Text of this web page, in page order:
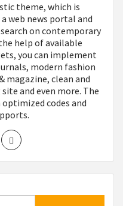
theme, which is
web news portal and
on contemporary
help of available
you can implement
modern fashion
magazine, clean and
and even more. The
codes and